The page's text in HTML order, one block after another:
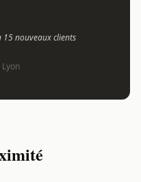
15 nouveaux clients